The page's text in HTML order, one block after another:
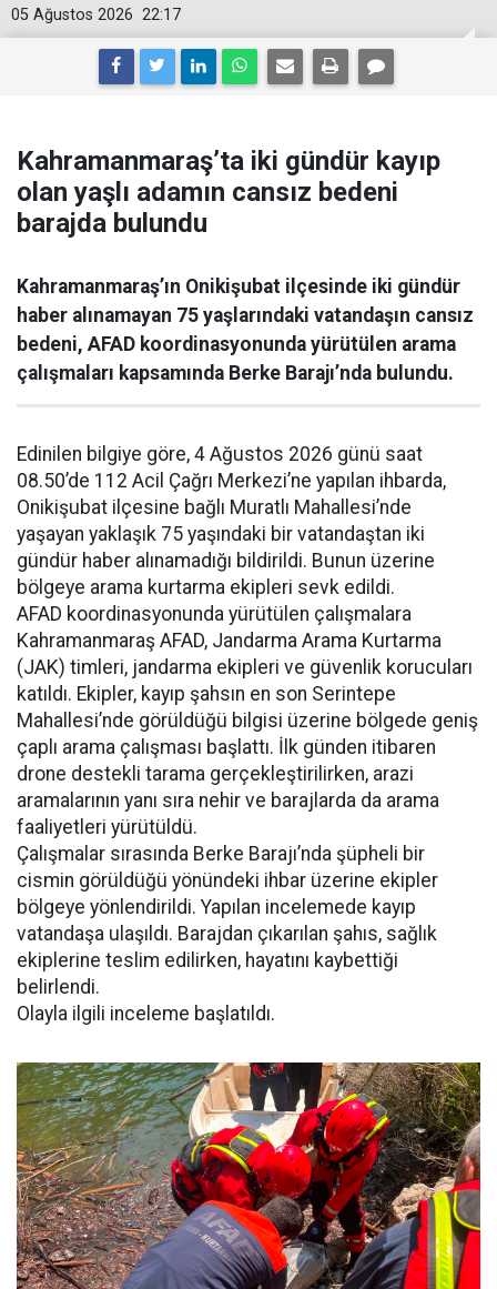
22:17
05 Ağustos 2026
Kahramanmaraş’ta iki gündür kayıp
olan yaşlı adamın cansız bedeni
barajda bulundu
Kahramanmaraş’ın Onikişubat ilçesinde iki gündür
haber alınamayan 75 yaşlarındaki vatandaşın cansız
bedeni, AFAD koordinasyonunda yürütülen arama
çalışmaları kapsamında Berke Barajı’nda bulundu.
Edinilen bilgiye göre, 4 Ağustos 2026 günü saat
08.50’de 112 Acil Çağrı Merkezi’ne yapılan ihbarda,
Onikişubat ilçesine bağlı Muratlı Mahallesi’nde
yaşayan yaklaşık 75 yaşındaki bir vatandaştan iki
gündür haber alınamadığı bildirildi. Bunun üzerine
bölgeye arama kurtarma ekipleri sevk edildi.
AFAD koordinasyonunda yürütülen çalışmalara
Kahramanmaraş AFAD, Jandarma Arama Kurtarma
(JAK) timleri, jandarma ekipleri ve güvenlik korucuları
katıldı. Ekipler, kayıp şahsın en son Serintepe
Mahallesi’nde görüldüğü bilgisi üzerine bölgede geniş
çaplı arama çalışması başlattı. İlk günden itibaren
drone destekli tarama gerçekleştirilirken, arazi
aramalarının yanı sıra nehir ve barajlarda da arama
faaliyetleri yürütüldü.
Çalışmalar sırasında Berke Barajı’nda şüpheli bir
cismin görüldüğü yönündeki ihbar üzerine ekipler
bölgeye yönlendirildi. Yapılan incelemede kayıp
vatandaşa ulaşıldı. Barajdan çıkarılan şahıs, sağlık
ekiplerine teslim edilirken, hayatını kaybettiği
belirlendi.
Olayla ilgili inceleme başlatıldı.